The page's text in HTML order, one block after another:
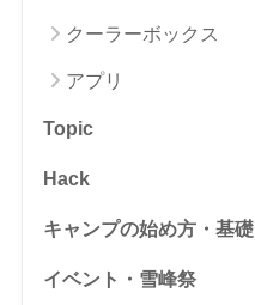
クーラーボックス
アプリ
Topic
Hack
キャンプの始め方・基礎
イベント・雪峰祭